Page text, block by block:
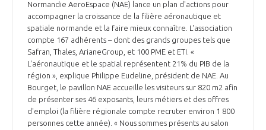
Normandie AeroEspace (NAE) lance un plan d'actions pour
accompagner la croissance de la filière aéronautique et
spatiale normande et la faire mieux connaître. L'association
compte 167 adhérents – dont des grands groupes tels que
Safran, Thales, ArianeGroup, et 100 PME et ETI. «
L'aéronautique et le spatial représentent 21% du PIB de la
région », explique Philippe Eudeline, président de NAE. Au
Bourget, le pavillon NAE accueille les visiteurs sur 820 m2 afin
de présenter ses 46 exposants, leurs métiers et des offres
d'emploi (la filière régionale compte recruter environ 1 800
personnes cette année). « Nous sommes présents au salon